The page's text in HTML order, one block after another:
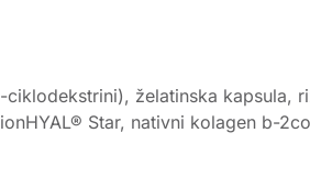
želatinska
Star, nativni kolagen b-